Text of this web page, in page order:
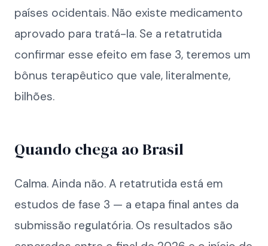
países ocidentais. Não existe medicamento
aprovado para tratá-la. Se a retatrutida
confirmar esse efeito em fase 3, teremos um
bônus terapêutico que vale, literalmente,
bilhões.
Quando chega ao Brasil
Calma. Ainda não. A retatrutida está em
estudos de fase 3 — a etapa final antes da
submissão regulatória. Os resultados são